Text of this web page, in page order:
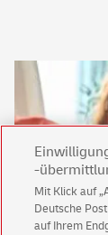
-
Mit Klick auf
Deutsche
auf Ihrem